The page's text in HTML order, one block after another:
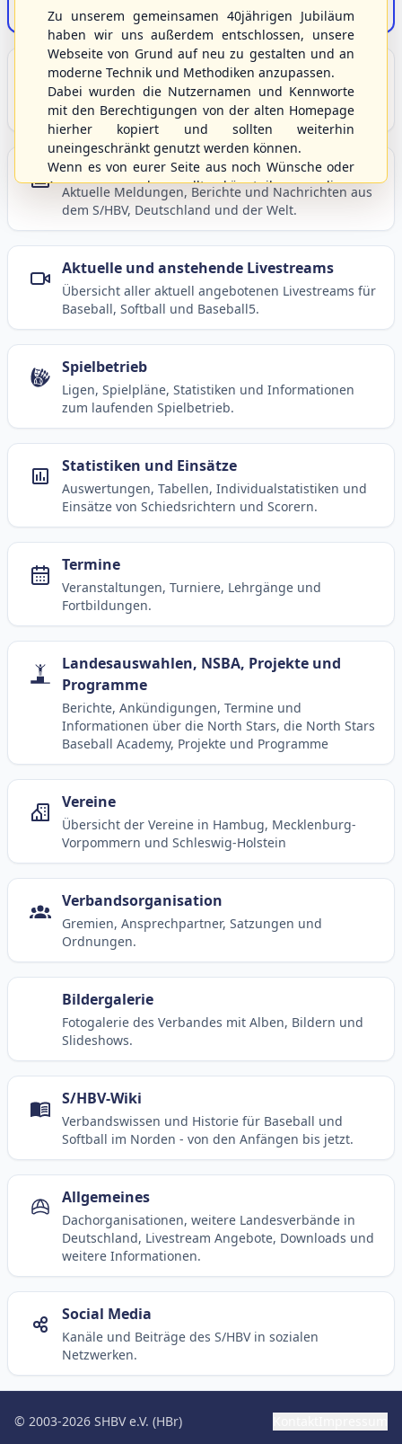
Der Onlineshop des S/HBV
Unser Sport
Grundlagen und Hintergründe zu Baseball, Softball
und Baseball5.
Berichte und Neuigkeiten
Aktuelle Meldungen, Berichte und Nachrichten aus
dem S/HBV, Deutschland und der Welt.
Aktuelle und anstehende Livestreams
Übersicht aller aktuell angebotenen Livestreams für
Baseball, Softball und Baseball5.
Spielbetrieb
Ligen, Spielpläne, Statistiken und Informationen
zum laufenden Spielbetrieb.
Statistiken und Einsätze
Auswertungen, Tabellen, Individualstatistiken und
Einsätze von Schiedsrichtern und Scorern.
Termine
Veranstaltungen, Turniere, Lehrgänge und
Fortbildungen.
Landesauswahlen, NSBA, Projekte und
Programme
Berichte, Ankündigungen, Termine und
Informationen über die North Stars, die North Stars
Baseball Academy, Projekte und Programme
Vereine
Übersicht der Vereine in Hambug, Mecklenburg-
Vorpommern und Schleswig-Holstein
Verbandsorganisation
Gremien, Ansprechpartner, Satzungen und
Ordnungen.
Bildergalerie
Fotogalerie des Verbandes mit Alben, Bildern und
Slideshows.
S/HBV-Wiki
Verbandswissen und Historie für Baseball und
Softball im Norden - von den Anfängen bis jetzt.
Allgemeines
Dachorganisationen, weitere Landesverbände in
Deutschland, Livestream Angebote, Downloads und
weitere Informationen.
Social Media
Kanäle und Beiträge des S/HBV in sozialen
Netzwerken.
© 2003-2026 SHBV e.V. (HBr)
Zu unserem gemeinsamen 40jährigen Jubiläum
haben wir uns außerdem entschlossen, unsere
Webseite von Grund auf neu zu gestalten und an
moderne Technik und Methodiken anzupassen.
Dabei wurden die Nutzernamen und Kennworte
mit den Berechtigungen von der alten Homepage
hierher kopiert und sollten weiterhin
uneingeschränkt genutzt werden können.
Wenn es von eurer Seite aus noch Wünsche oder
Anregungen geben sollte, könnt ihr uns diese
gerne an die Verbandsadresseinfo@shbvnet.de